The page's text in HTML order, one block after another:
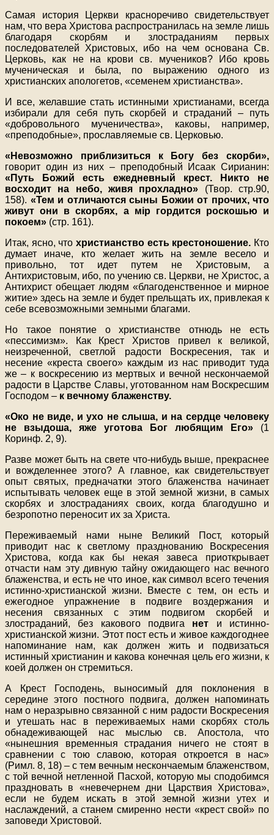
Самая история Церкви красноречиво свидетельствует
нам, что вера Христова распространилась на земле лишь
благодаря скорбям и злостраданиям первых
последователей Христовых, ибо на чем основана Св.
Церковь, как не на крови св. мучеников? Ибо кровь
мученическая и была, по выражению одного из
христианских апологетов, «семенем христианства».
И все, желавшие стать истинными христианами, всегда
избирали для себя путь скорбей и страданий – путь
«добровольного мученичества», каковы, например,
«преподобные», прославляемые св. Церковью.
«Невозможно приблизиться к Богу без скорби»,
говорит один из них – преподобный Исаак Сирианин:
«Путь Божий есть ежедневный крест. Никто не
восходит на небо, живя прохладно» (Твор. стр.90,
158). «Тем и отличаются сыны Божии от прочих, что
живут они в скорбях, а мiр гордится роскошью и
покоем» (стр. 161).
Итак, ясно, что христианство есть крестоношение. Кто
думает иначе, кто желает жить на земле весело и
привольно, тот идет путем не Христовым, а
Антихристовым, ибо, по учению св. Церкви, не Христос, а
Антихрист обещает людям «благоденственное и мирное
житие» здесь на земле и будет прельщать их, привлекая к
себе всевозможными земными благами.
Но такое понятие о христианстве отнюдь не есть
«пессимизм». Как Крест Христов привел к великой,
неизреченной, светлой радости Воскресения, так и
несение «креста своего» каждым из нас приводит туда
же – к воскресению из мертвых и вечной нескончаемой
радости в Царстве Славы, уготованном нам Воскресшим
Господом – к вечному блаженству.
«Око не виде, и ухо не слыша, и на сердце человеку
не взыдоша, яже уготова Бог любящим Его» (1
Коринф. 2, 9).
Разве может быть на свете что-нибудь выше, прекраснее
и вожделеннее этого? А главное, как свидетельствует
опыт святых, предначатки этого блаженства начинает
испытывать человек еще в этой земной жизни, в самых
скорбях и злостраданиях своих, когда благодушно и
безропотно переносит их за Христа.
Переживаемый нами ныне Великий Пост, который
приводит нас к светлому празднованию Воскресения
Христова, когда как бы некая завеса приоткрывает
отчасти нам эту дивную тайну ожидающего нас вечного
блаженства, и есть не что иное, как символ всего течения
истинно-христианской жизни. Вместе с тем, он есть и
ежегодное упражнение в подвиге воздержания и
несения связанных с этим подвигом скорбей и
злостраданий, без какового подвига нет и истинно-
христианской жизни. Этот пост есть и живое каждогоднее
напоминание нам, как должен жить и подвизаться
истинный христианин и какова конечная цель его жизни, к
коей должен он стремиться.
А Крест Господень, выносимый для поклонения в
середине этого постного подвига, должен напоминать
нам о неразрывно связанной с ним радости Воскресения
и утешать нас в переживаемых нами скорбях столь
обнадеживающей нас мыслью св. Апостола, что
«нынешния временныя страдания ничего не стоят в
сравнении с тою славою, которая откроется в нас»
(Римл. 8, 18) – с тем вечным нескончаемым блаженством,
с той вечной нетленной Пасхой, которую мы сподобимся
праздновать в «невечернем дни Царствия Христова»,
если не будем искать в этой земной жизни утех и
наслаждений, а станем смиренно нести «крест свой» по
заповеди Христовой.